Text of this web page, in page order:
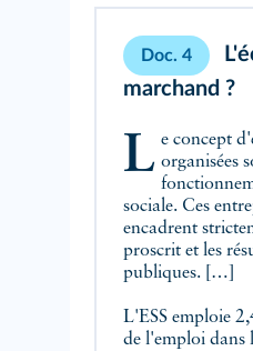
Doc. 4
marchand ?
Le concept d'économie sociale et solidaire (ESS) désigne un ensemble d'entreprises organisées
sociale. Ces
encadrent
proscrit et les
publiques. […]
L'ESS emploie
de l'emploi dans